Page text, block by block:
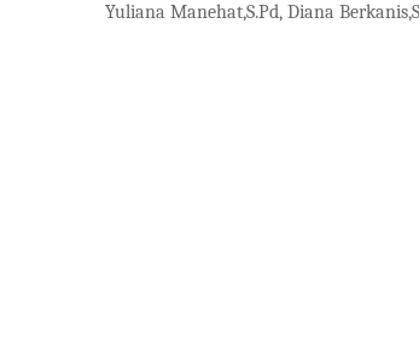
Yuliana Manehat,S.Pd, Diana